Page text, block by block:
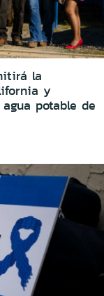
la
y
potable de